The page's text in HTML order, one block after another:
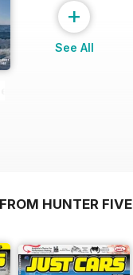
+
See All
HUNTER FIVE